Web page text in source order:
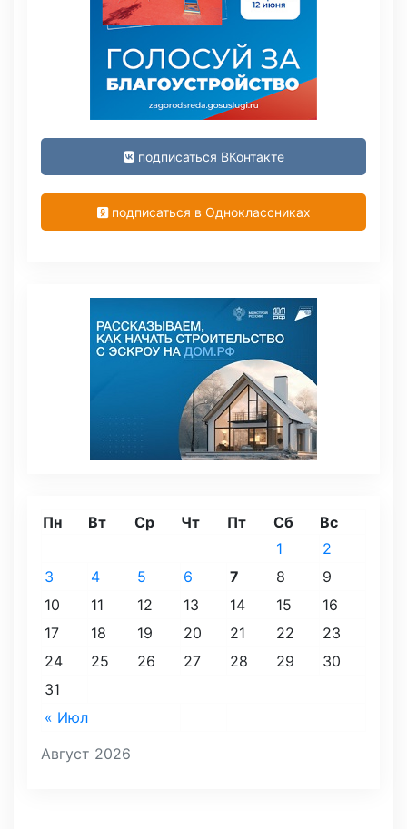
подписаться ВКонтакте
подписаться в Одноклассниках
Август 2026
Пн Вт Ср Чт Пт Сб Вс
« Июл
1
2
3
4 5 6 7 8
9
10
11 12 13 14 15
16
17
18 19 20 21 22
23
24
25 26 27 28 29
30
31